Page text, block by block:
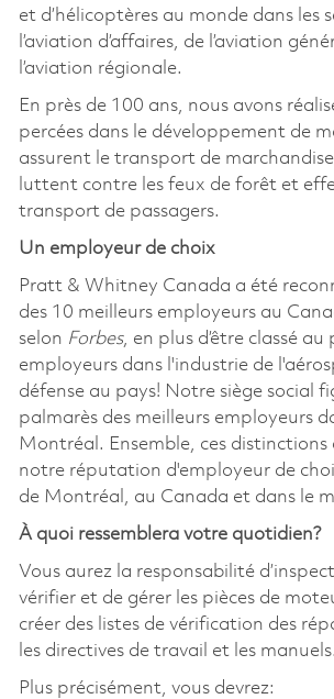
et d’hélicoptères au monde dans les
l’aviation d’affaires, de l’aviation
l’aviation régionale.
En près de 100 ans, nous avons
percées dans le développement de
assurent le transport de
luttent contre les feux de forêt et
transport de passagers.
Un employeur de choix
Pratt & Whitney Canada a été
des 10 meilleurs employeurs au
selon Forbes, en plus d’être classé
employeurs dans l'industrie de
défense au pays! Notre siège social
palmarès des meilleurs employeurs
Montréal. Ensemble, ces
notre réputation d'employeur de
de Montréal, au Canada et dans le
À quoi ressemblera votre quotidien?
Vous aurez la responsabilité
vérifier et de gérer les pièces de
créer des listes de vérification des
les directives de travail et les manuels.
Plus précisément, vous devrez: